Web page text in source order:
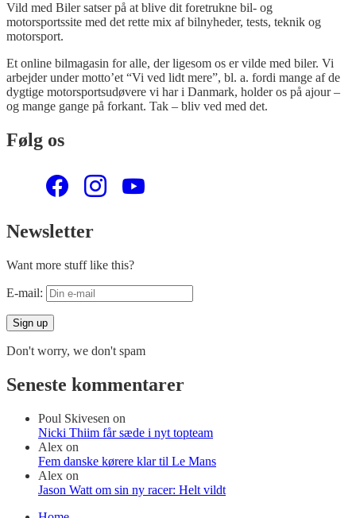
Vild med Biler satser på at blive dit foretrukne bil- og
motorsportssite med det rette mix af bilnyheder, tests, teknik og
motorsport.
Et online bilmagasin for alle, der ligesom os er vilde med biler. Vi
arbejder under motto’et “Vi ved lidt mere”, bl. a. fordi mange af de
dygtige motorsportsudøvere vi har i Danmark, holder os på ajour –
og mange gange på forkant. Tak – bliv ved med det.
Følg os
Newsletter
Want more stuff like this?
E-mail:
Don't worry, we don't spam
Seneste kommentarer
Poul Skivesen on
Nicki Thiim får sæde i nyt topteam
Alex on
Fem danske kørere klar til Le Mans
Alex on
Jason Watt om sin ny racer: Helt vildt